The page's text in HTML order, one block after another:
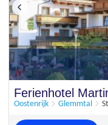
Ferienhotel
Oostenrijk Glemmtal